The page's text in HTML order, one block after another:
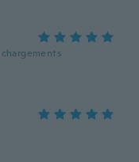
chargements